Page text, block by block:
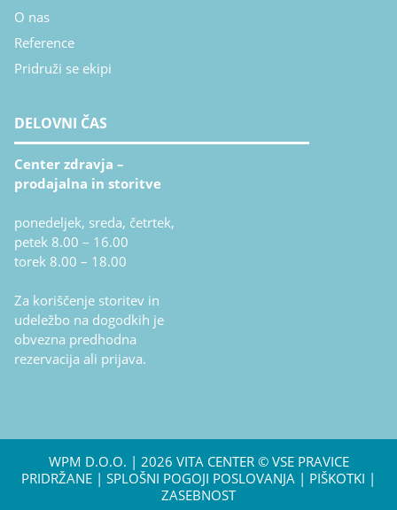
O nas
Reference
Pridruži se ekipi
DELOVNI ČAS
Center zdravja –
prodajalna in storitve
ponedeljek, sreda, četrtek,
petek 8.00 – 16.00
torek 8.00 – 18.00
Za koriščenje storitev in
udeležbo na dogodkih je
obvezna predhodna
rezervacija ali prijava.
WPM D.O.O. | 2026 VITA CENTER © VSE PRAVICE
PRIDRŽANE | SPLOŠNI POGOJI POSLOVANJA | PIŠKOTKI |
ZASEBNOST